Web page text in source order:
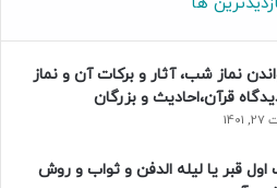
نماز شب، آثار و برکات آن و نماز
قرآن،احادیث و بزرگان
قبر یا لیله الدفن و ثواب و روش